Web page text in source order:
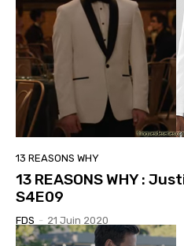
13 REASONS WHY
13 REASONS WHY :
S4E09
FDS - 21 Juin 2020